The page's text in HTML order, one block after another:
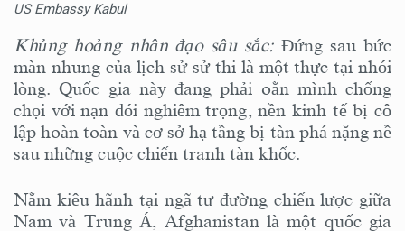
US Embassy Kabul
Khủng hoảng nhân đạo sâu sắc:Đứng sau bức
màn nhung của lịch sử sử thi là một thực tại nhói
lòng. Quốc gia này đang phải oằn mình chống
chọi với nạn đói nghiêm trọng, nền kinh tế bị cô
lập hoàn toàn và cơ sở hạ tầng bị tàn phá nặng nề
sau những cuộc chiến tranh tàn khốc.
Nằm kiêu hãnh tại ngã tư đường chiến lược giữa
Nam và Trung Á, Afghanistan là một quốc gia